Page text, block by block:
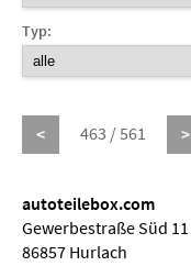
Typ:
< 463 / 561 >
autoteilebox.com
Gewerbestraße Süd 11
86857 Hurlach